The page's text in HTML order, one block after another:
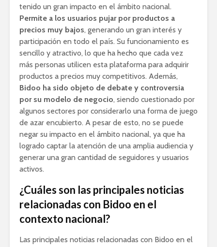
tenido un gran impacto en el ámbito nacional.
Permite a los usuarios pujar por productos a
precios muy bajos, generando un gran interés y
participación en todo el país. Su funcionamiento es
sencillo y atractivo, lo que ha hecho que cada vez
más personas utilicen esta plataforma para adquirir
productos a precios muy competitivos. Además,
Bidoo ha sido objeto de debate y controversia
por su modelo de negocio, siendo cuestionado por
algunos sectores por considerarlo una forma de juego
de azar encubierto. A pesar de esto, no se puede
negar su impacto en el ámbito nacional, ya que ha
logrado captar la atención de una amplia audiencia y
generar una gran cantidad de seguidores y usuarios
activos.
¿Cuáles son las principales noticias
relacionadas con Bidoo en el
contexto nacional?
Las principales noticias relacionadas con Bidoo en el